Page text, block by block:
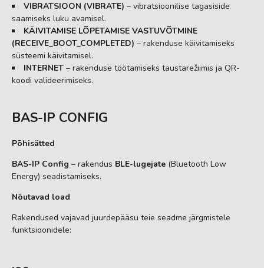
VIBRATSIOON (VIBRATE) – vibratsioonilise tagasiside
saamiseks luku avamisel.
KÄIVITAMISE LÕPETAMISE VASTUVÕTMINE
(RECEIVE_BOOT_COMPLETED) – rakenduse käivitamiseks
süsteemi käivitamisel.
INTERNET – rakenduse töötamiseks taustarežiimis ja QR-
koodi valideerimiseks.
BAS-IP CONFIG
Põhisätted
BAS-IP Config – rakendus BLE-lugejate (Bluetooth Low
Energy) seadistamiseks.
Nõutavad load
Rakendused vajavad juurdepääsu teie seadme järgmistele
funktsioonidele: